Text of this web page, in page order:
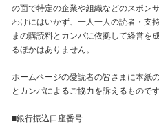
の面で特定の企業や組織などのスポン
わけにはいかず、一人一人の読者・支
まの購読料とカンパに依拠して経営を
るほかはありません。
ホームページの愛読者の皆さまに本紙
とカンパによるご協力を訴えるものです
■銀行振込口座番号